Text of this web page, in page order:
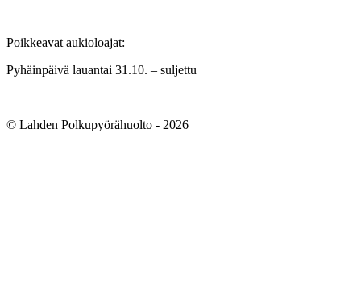
Poikkeavat aukioloajat:
Pyhäinpäivä lauantai 31.10. – suljettu
© Lahden Polkupyörähuolto - 2026